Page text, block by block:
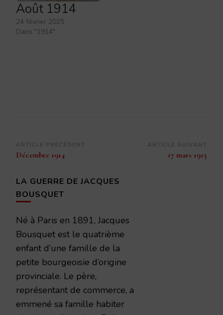
Août 1914
24 février 2025
Dans "1914"
Navigation
d’article
Décembre 1914 17 mars 1915
LA GUERRE DE JACQUES
BOUSQUET
Né à Paris en 1891, Jacques
Bousquet est le quatrième
enfant d’une famille de la
petite bourgeoisie d’origine
provinciale. Le père,
représentant de commerce, a
emmené sa famille habiter